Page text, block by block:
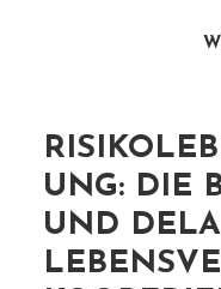
UNG: DIE
UND DELA